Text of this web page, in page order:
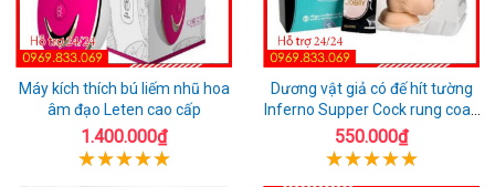
Máy kích thích bú liếm nhũ hoa
âm đạo Leten cao cấp
1.400.000₫
Dương vật giả có đế hít tường
Inferno Supper Cock rung coay
7 chế độ
550.000₫